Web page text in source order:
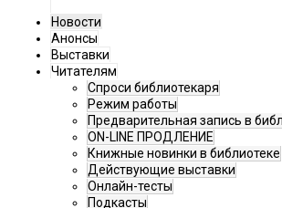
Новости
Анонсы
Выставки
Читателям
Спроси библиотекаря
Режим работы
Предварительная запись в
ON-LINE ПРОДЛЕНИЕ
Книжные новинки в библиотеке
Действующие выставки
Онлайн-тесты
Подкасты